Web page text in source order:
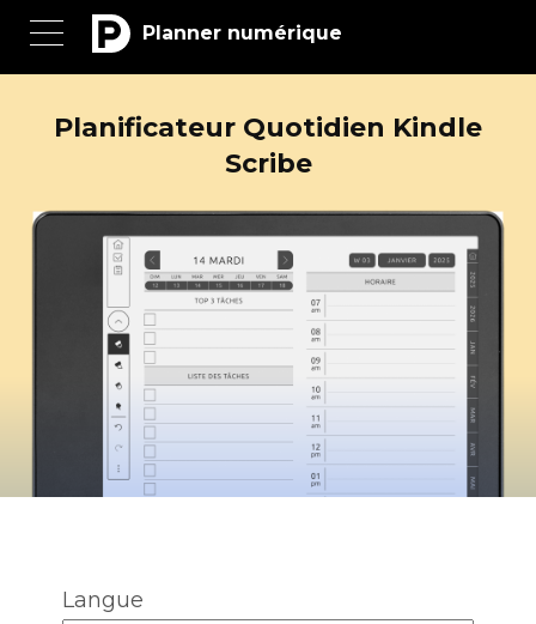
Planner numérique
Planificateur Quotidien Kindle
Scribe
Langue